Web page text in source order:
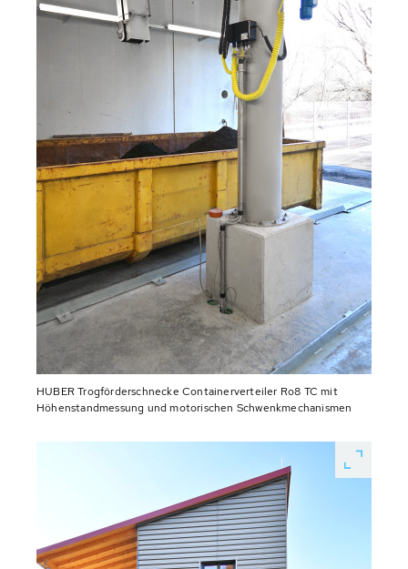
HUBER Trogförderschnecke Containerverteiler Ro8 TC mit
Höhenstandmessung und motorischen Schwenkmechanismen